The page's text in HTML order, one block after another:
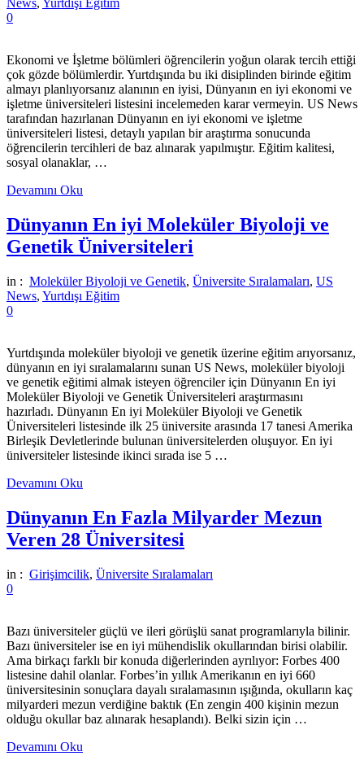
News, Yurtdışı Eğitim
0
Ekonomi ve İşletme bölümleri öğrencilerin yoğun olarak tercih ettiği
çok gözde bölümlerdir. Yurtdışında bu iki disiplinden birinde eğitim
almayı planlıyorsanız alanının en iyisi, Dünyanın en iyi ekonomi ve
işletme üniversiteleri listesini incelemeden karar vermeyin. US News
tarafından hazırlanan Dünyanın en iyi ekonomi ve işletme
üniversiteleri listesi, detaylı yapılan bir araştırma sonucunda
öğrencilerin tercihleri de baz alınarak yapılmıştır. Eğitim kalitesi,
sosyal olanaklar, …
Devamını Oku
Dünyanın En iyi Moleküler Biyoloji ve
Genetik Üniversiteleri
in : Moleküler Biyoloji ve Genetik, Üniversite Sıralamaları, US
News, Yurtdışı Eğitim
0
Yurtdışında moleküler biyoloji ve genetik üzerine eğitim arıyorsanız,
dünyanın en iyi sıralamalarını sunan US News, moleküler biyoloji
ve genetik eğitimi almak isteyen öğrenciler için Dünyanın En iyi
Moleküler Biyoloji ve Genetik Üniversiteleri araştırmasını
hazırladı. Dünyanın En iyi Moleküler Biyoloji ve Genetik
Üniversiteleri listesinde ilk 25 üniversite arasında 17 tanesi Amerika
Birleşik Devletlerinde bulunan üniversitelerden oluşuyor. En iyi
üniversiteler listesinde ikinci sırada ise 5 …
Devamını Oku
Dünyanın En Fazla Milyarder Mezun
Veren 28 Üniversitesi
in : Girişimcilik, Üniversite Sıralamaları
0
Bazı üniversiteler güçlü ve ileri görüşlü sanat programlarıyla bilinir.
Bazı üniversiteler ise en iyi mühendislik okullarından birisi olabilir.
Ama birkaçı farklı bir konuda diğerlerinden ayrılıyor: Forbes 400
listesine dahil olanlar. Forbes’in yıllık Amerikanın en iyi 660
üniversitesinin sonuçlara dayalı sıralamasının ışığında, okulların kaç
milyarderi mezun verdiğine baktık (En zengin 400 kişinin mezun
olduğu okullar baz alınarak hesaplandı). Belki sizin için …
Devamını Oku